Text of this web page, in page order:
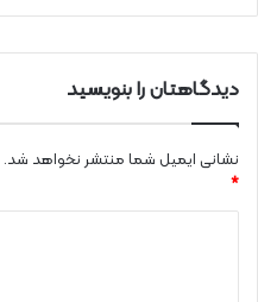
دیدگاهتان را بنویسید
نشانی ایمیل شما منتشر نخواهد شد.
*